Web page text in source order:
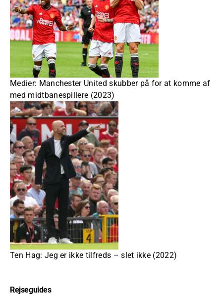
Medier: Manchester United skubber på for at komme af
med midtbanespillere (2023)
Ten Hag: Jeg er ikke tilfreds – slet ikke (2022)
Rejseguides